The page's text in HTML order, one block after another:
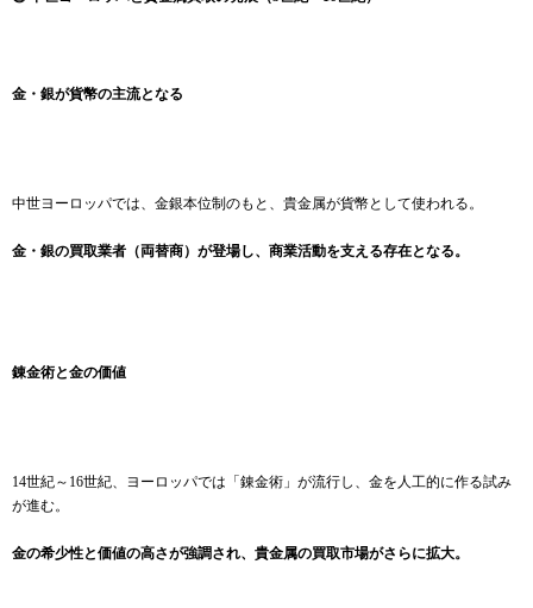
金・銀が貨幣の主流となる
中世ヨーロッパでは、金銀本位制のもと、貴金属が貨幣として使われる。
金・銀の買取業者（両替商）が登場し、商業活動を支える存在となる。
錬金術と金の価値
14世紀～16世紀、ヨーロッパでは「錬金術」が流行し、金を人工的に作る試み
が進む。
金の希少性と価値の高さが強調され、貴金属の買取市場がさらに拡大。